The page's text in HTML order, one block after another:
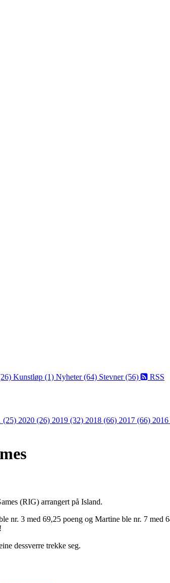
Kunstløp (1) Nyheter (64) Stevner (56) RSS
(25) 2020 (26) 2019 (32) 2018 (66) 2017 (66)
(RIG) arrangert på Island.
nr. 3 med 69,25 poeng og Martine ble nr. 7 med
dessverre trekke seg.